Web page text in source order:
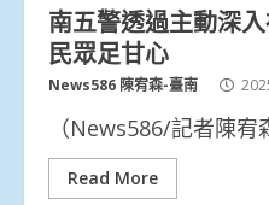
南五警透過主動深
民眾足甘心
News586 陳宥森-臺南
（News586/記者陳宥
Read More